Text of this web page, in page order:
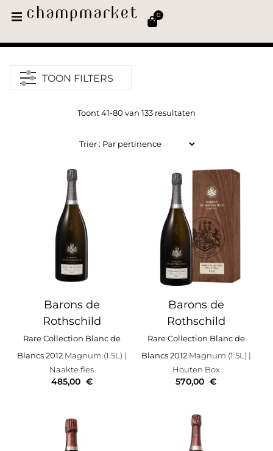
0
TOON FILTERS
Toont 41-80 van 133 resultaten
Barons de
Rothschild
Rare Collection Blanc de
Blancs 2012Magnum (1.5L) |
Naakte fles
485,00 €
Barons de
Rothschild
Rare Collection Blanc de
Blancs 2012Magnum (1.5L) |
Houten Box
570,00 €